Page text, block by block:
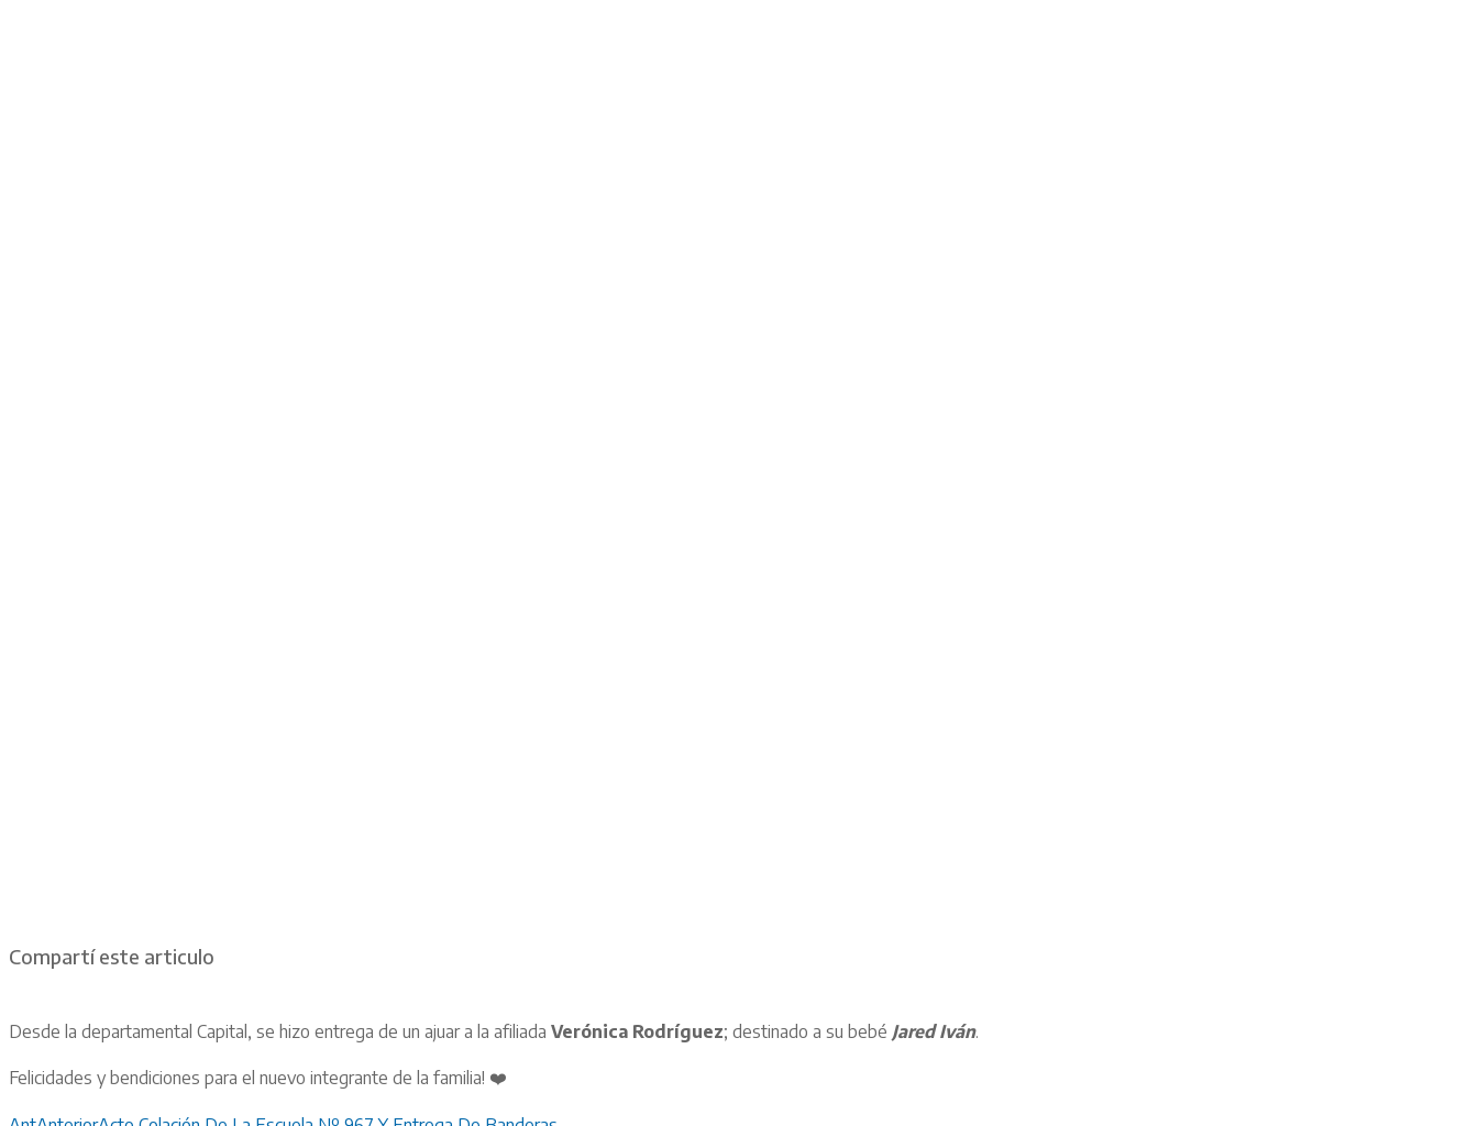
Compartí este articulo
Desde la departamental Capital, se hizo entrega de un ajuar a la afiliada Verónica Rodríguez; destinado a su bebé Jared Iván.
Felicidades y bendiciones para el nuevo integrante de la familia! ❤️